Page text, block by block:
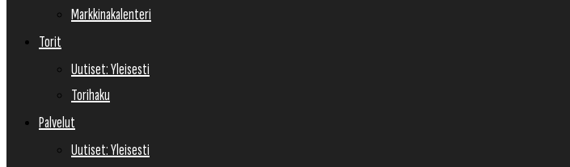
Markkinakalenteri
Torit
Uutiset: Yleisesti
Torihaku
Palvelut
Uutiset: Yleisesti